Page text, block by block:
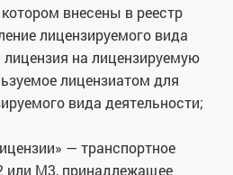
внесены в реестр
лицензируемого вида
на лицензируемую
лицензиатом для
вида деятельности;
— транспортное
или M3, принадлежащее